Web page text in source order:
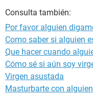
Consulta también:
Por favor alguien
Como saber si alguien
Que hacer cuando
Cómo sé si aún soy
Virgen asustada
Masturbarte con alguien